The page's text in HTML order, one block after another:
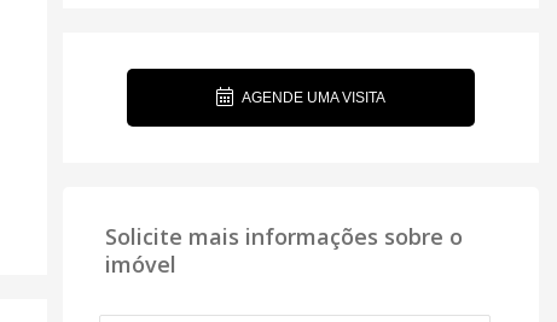
AGENDE UMA VISITA
Solicite mais informações sobre o
imóvel